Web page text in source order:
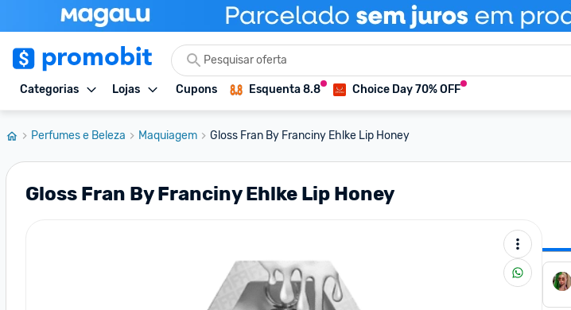
Categorias Lojas Cupons Esquenta 8.8 Choice Day 70% OFF
Perfumes e Beleza Maquiagem Gloss Fran By Franciny Ehlke Lip Honey
Gloss Fran By Franciny Ehlke Lip Honey